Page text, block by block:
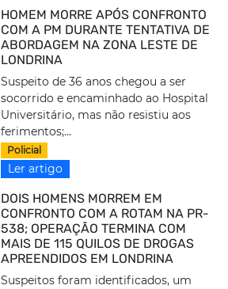
HOMEM MORRE APÓS CONFRONTO
COM A PM DURANTE TENTATIVA DE
ABORDAGEM NA ZONA LESTE DE
LONDRINA
Suspeito de 36 anos chegou a ser
socorrido e encaminhado ao Hospital
Universitário, mas não resistiu aos
ferimentos;...
Policial
Ler artigo
DOIS HOMENS MORREM EM
CONFRONTO COM A ROTAM NA PR-
538; OPERAÇÃO TERMINA COM
MAIS DE 115 QUILOS DE DROGAS
APREENDIDOS EM LONDRINA
Suspeitos foram identificados, um